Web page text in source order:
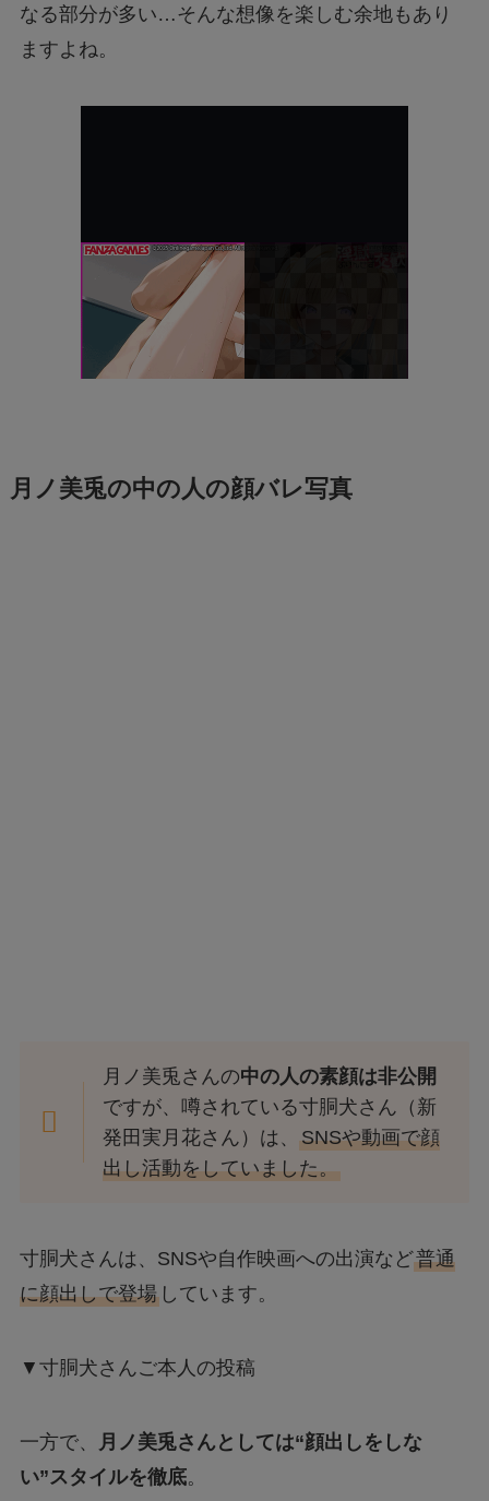
なる部分が多い…そんな想像を楽しむ余地もあり
ますよね。
月ノ美兎の中の人の顔バレ写真
月ノ美兎さんの中の人の素顔は非公開
ですが、噂されている寸胴犬さん（新
発田実月花さん）は、SNSや動画で顔
出し活動をしていました。
寸胴犬さんは、SNSや自作映画への出演など普通
に顔出しで登場しています。
▼寸胴犬さんご本人の投稿
一方で、
月ノ美兎さんとしては“顔出しをしな
い”スタイルを徹底。